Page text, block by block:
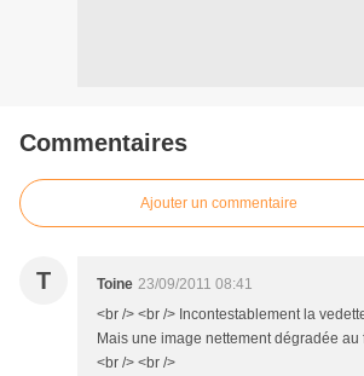
Commentaires
Ajouter un commentaire
T Toine 23/09/2011 08:41
<br /> <br /> Incontestablement la
Mais une image nettement dégradée au
<br /> <br />